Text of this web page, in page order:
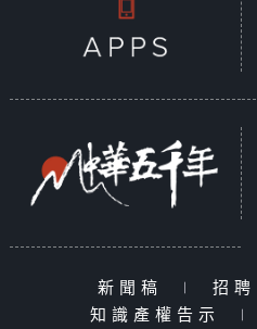
新聞稿 | 招聘
知識產權告示
|